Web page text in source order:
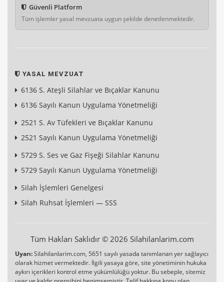
Güvenli Platform
Tüm işlemler yasal mevzuata uygun şekilde denetlenmektedir.
YASAL MEVZUAT
6136 S. Ateşli Silahlar ve Bıçaklar Kanunu
6136 Sayılı Kanun Uygulama Yönetmeliği
2521 S. Av Tüfekleri ve Bıçaklar Kanunu
2521 Sayılı Kanun Uygulama Yönetmeliği
5729 S. Ses ve Gaz Fişeği Silahlar Kanunu
5729 Sayılı Kanun Uygulama Yönetmeliği
Silah İşlemleri Genelgesi
Silah Ruhsat İşlemleri — SSS
Tüm Hakları Saklıdır © 2026 Silahilanlarim.com
Uyarı:Silahilanlarim.com, 5651 sayılı yasada tanımlanan yer sağlayıcı
olarak hizmet vermektedir. İlgili yasaya göre, site yönetiminin hukuka
aykırı içerikleri kontrol etme yükümlülüğü yoktur. Bu sebeple, sitemiz